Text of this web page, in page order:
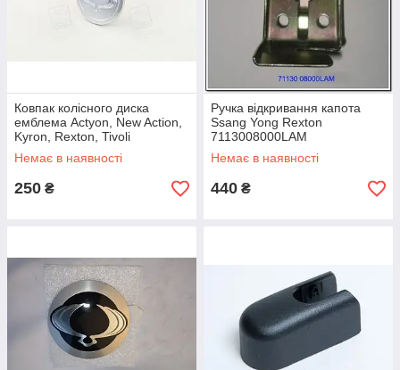
Ковпак колісного диска
емблема Actyon, New Action,
Kyron, Rexton, Tivoli
4178031231
Немає в наявності
250 ₴
Ручка відкривання капота
Ssang Yong Rexton
7113008000LAM
Немає в наявності
440 ₴